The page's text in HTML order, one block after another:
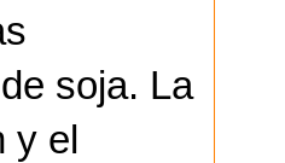
soja. La
y el